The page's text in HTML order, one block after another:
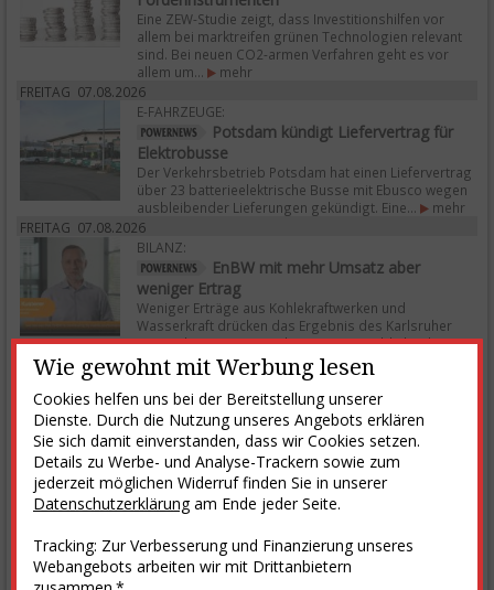
Wie gewohnt mit Werbung lesen
Cookies helfen uns bei der Bereitstellung unserer
Dienste. Durch die Nutzung unseres Angebots erklären
Sie sich damit einverstanden, dass wir Cookies setzen.
Details zu Werbe- und Analyse-Trackern sowie zum
jederzeit möglichen Widerruf finden Sie in unserer
Datenschutzerklärungam Ende jeder Seite.
Tracking: Zur Verbesserung und Finanzierung unseres
Webangebots arbeiten wir mit Drittanbietern
Eine ZEW-Studie zeigt, dass Investitionshilfen vor
allem bei marktreifen grünen Technologien relevant
sind. Bei neuen CO2-armen Verfahren geht es vor
allem um...
mehr
FREITAG 07.08.2026
E-FAHRZEUGE:
Potsdam kündigt Liefervertrag für
Elektrobusse
Der Verkehrsbetrieb Potsdam hat einen Liefervertrag
über 23 batterieelektrische Busse mit Ebusco wegen
ausbleibender Lieferungen gekündigt. Eine...
mehr
FREITAG 07.08.2026
BILANZ:
EnBW mit mehr Umsatz aber
weniger Ertrag
Weniger Erträge aus Kohlekraftwerken und
Wasserkraft drücken das Ergebnis des Karlsruher
Energiekonzerns. Die Jahresprognose bleibt aber
unverändert.... mehr